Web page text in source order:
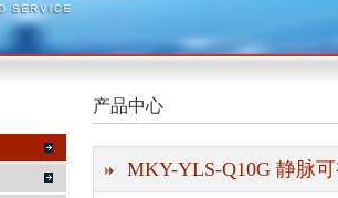
产品中心
MKY-YLS-Q10G 静脉